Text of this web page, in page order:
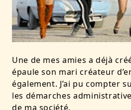
Une de mes amies a déjà
épaule son mari créateur
également. J’ai pu compter
les démarches
de ma société.